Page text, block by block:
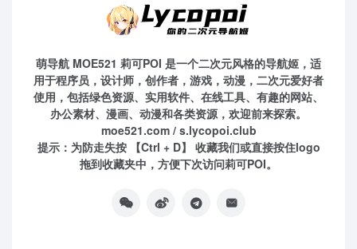
萌导航 MOE521 莉可POI 是一个二次元风格的导航姬，适
用于程序员，设计师，创作者，游戏，动漫，二次元爱好者
使用，包括绿色资源、实用软件、在线工具、有趣的网站、
办公素材、漫画、动漫和各类资源，欢迎前来探索。
moe521.com / s.lycopoi.club
提示：为防走失按 【Ctrl + D】 收藏我们或直接按住logo
拖到收藏夹中，方便下次访问莉可POI。